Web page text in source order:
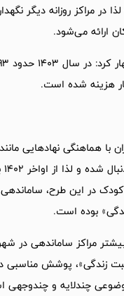
در مراکز روزانه دیگر
ارائه می‌شود.
از اواخر سال 1402 و اوایل سال 1403 در تهران
خیابانی در تهران کاهش یافته است. به طوریکه در تهران 4000
بوده است.
زندگی»، پوشش
چندلایه و